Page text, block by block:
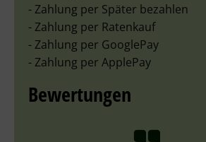
- Zahlung per Später bezahlen
- Zahlung per Ratenkauf
- Zahlung per GooglePay
- Zahlung per ApplePay
Bewertungen